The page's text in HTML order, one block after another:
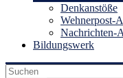
Denkanstöße
Wehnerpost-
Nachrichten-
Bildungswerk